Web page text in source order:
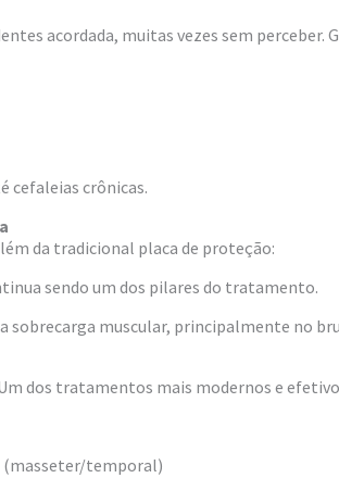
acordada, muitas vezes sem perceber.
cefaleias crônicas.
da tradicional placa de proteção:
sendo um dos pilares do tratamento.
sobrecarga muscular, principalmente no
dos tratamentos mais modernos e
(masseter/temporal)